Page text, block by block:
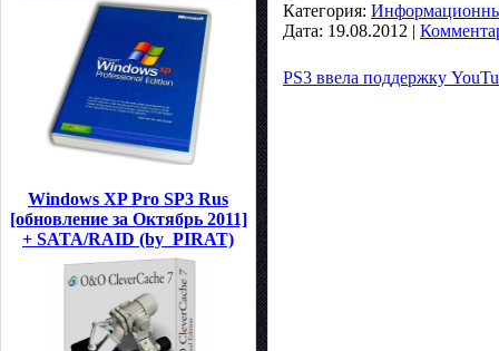
Windows XP Pro SP3 Rus
[обновление за Октябрь 2011]
+ SATA/RAID (by_PIRAT)
Категория:
Дата: 19.08.2012 |
PS3 ввела поддержку